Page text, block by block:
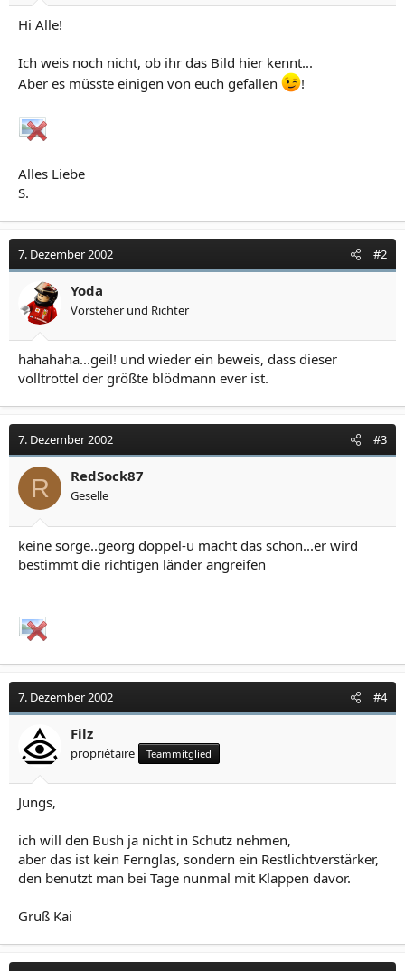
Hi Alle!
Ich weis noch nicht, ob ihr das Bild hier kennt...
Aber es müsste einigen von euch gefallen
!
Alles Liebe
S.
7. Dezember 2002 #2
Yoda
Vorsteher und Richter
hahahaha...geil! und wieder ein beweis, dass dieser
volltrottel der größte blödmann ever ist.
7. Dezember 2002 #3
R RedSock87
Geselle
keine sorge..georg doppel-u macht das schon...er wird
bestimmt die richtigen länder angreifen
7. Dezember 2002 #4
Filz
propriétaire Teammitglied
Jungs,
ich will den Bush ja nicht in Schutz nehmen,
aber das ist kein Fernglas, sondern ein Restlichtverstärker,
den benutzt man bei Tage nunmal mit Klappen davor.
Gruß Kai